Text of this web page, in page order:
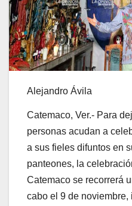
Alejandro Ávila
Catemaco, Ver.- Para
personas acudan a
a sus fieles difuntos en
panteones, la
Catemaco se recorrerá
cabo el 9 de noviembre,